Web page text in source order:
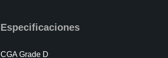
Especificaciones
CGA Grade D